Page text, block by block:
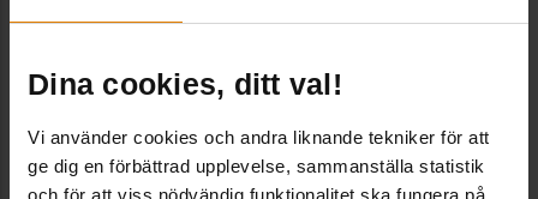
Dina cookies, ditt val!
Vi använder cookies och andra liknande tekniker för att
ge dig en förbättrad upplevelse, sammanställa statistik
och för att viss nödvändig funktionalitet ska fungera på
Allmännytta
Kompetens & personal,Sveriges Allmännytta
Linda Ryttlefors, idag kommunikationschef vid